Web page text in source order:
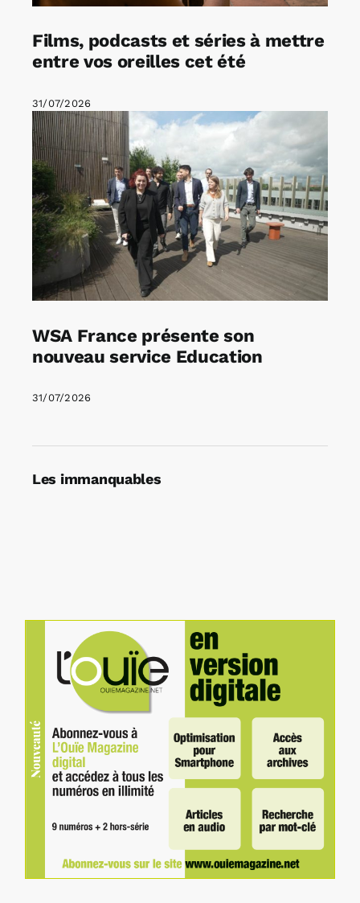
Films, podcasts et séries à mettre
entre vos oreilles cet été
31/07/2026
WSA France présente son
nouveau service Education
31/07/2026
Les immanquables